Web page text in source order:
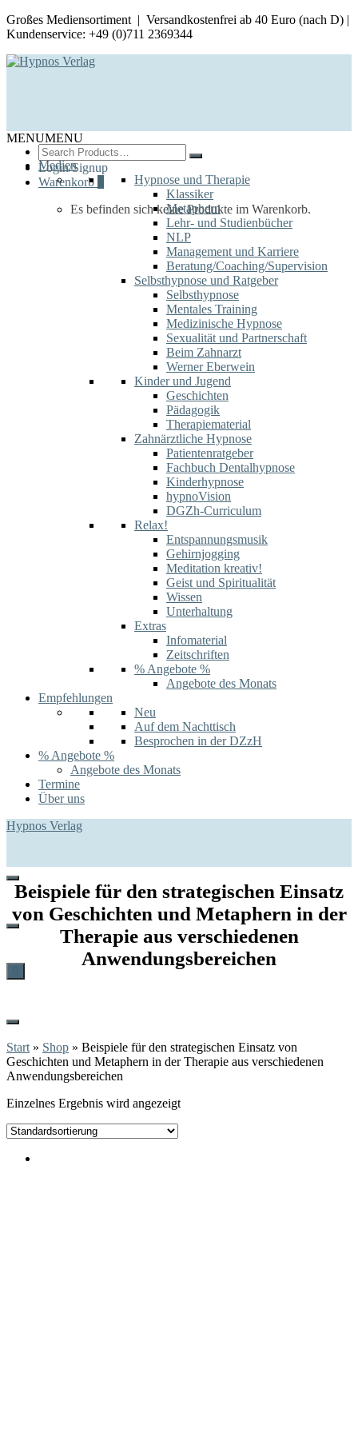
Großes Mediensortiment | Versandkostenfrei ab 40 Euro (nach D) |
Kundenservice: +49 (0)711 2369344
Search
for:
Login/Signup
Warenkorb
Es befinden sich keine Produkte im Warenkorb.
MENUMENU
Medien
Hypnose und Therapie
Klassiker
Metaphern
Lehr- und Studienbücher
NLP
Management und Karriere
Beratung/Coaching/Supervision
Selbsthypnose und Ratgeber
Selbsthypnose
Mentales Training
Medizinische Hypnose
Sexualität und Partnerschaft
Beim Zahnarzt
Werner Eberwein
Kinder und Jugend
Geschichten
Pädagogik
Therapiematerial
Zahnärztliche Hypnose
Patientenratgeber
Fachbuch Dentalhypnose
Kinderhypnose
hypnoVision
DGZh-Curriculum
Relax!
Entspannungsmusik
Gehirnjogging
Meditation kreativ!
Geist und Spiritualität
Wissen
Unterhaltung
Extras
Infomaterial
Zeitschriften
% Angebote %
Angebote des Monats
Empfehlungen
Neu
Auf dem Nachttisch
Besprochen in der DZzH
% Angebote %
Angebote des Monats
Termine
Über uns
Hypnos Verlag
Beispiele für den strategischen Einsatz
von Geschichten und Metaphern in der
Therapie aus verschiedenen
Anwendungsbereichen
Start » Shop » Beispiele für den strategischen Einsatz von
Geschichten und Metaphern in der Therapie aus verschiedenen
Anwendungsbereichen
Einzelnes Ergebnis wird angezeigt